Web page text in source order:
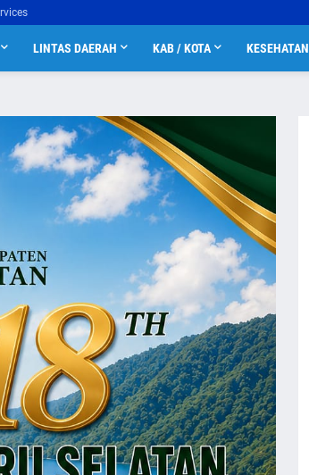
LINTAS DAERAH KAB / KOTA KESEHATAN